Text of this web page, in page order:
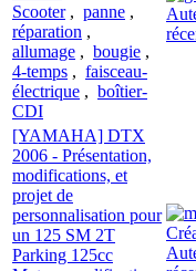
Scooter, panne ,
réparation ,
allumage , bougie ,
4-temps , faisceau-
électrique , boîtier-
CDI
[YAMAHA] DTX
2006 - Présentation,
modifications, et
projet de
personnalisation pour
un 125 SM 2T
Parking 125cc